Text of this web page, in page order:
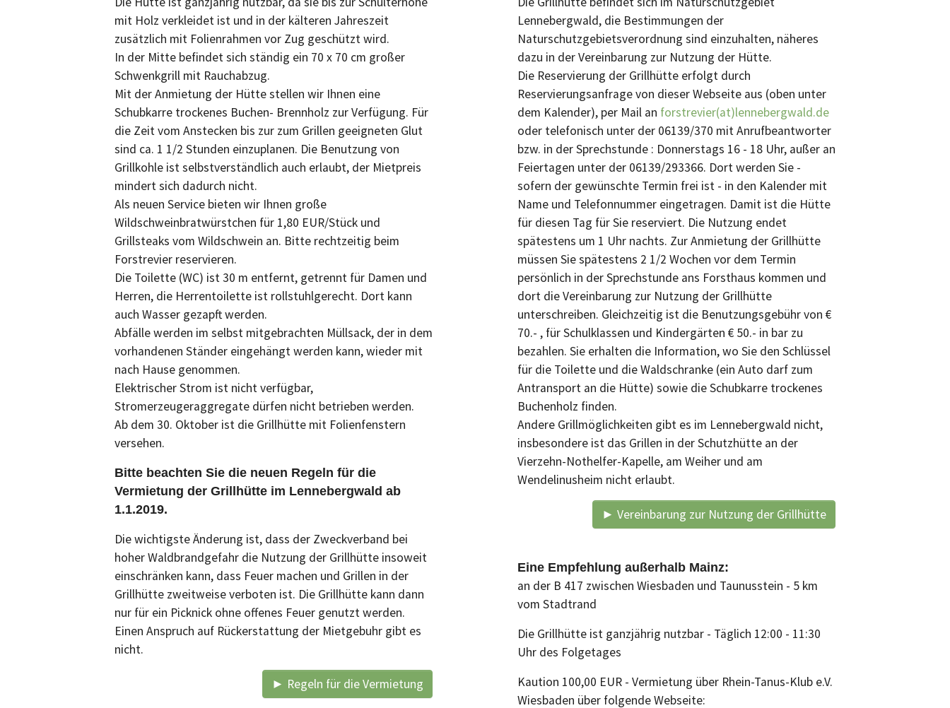
mit Holz verkleidet ist und in der kälteren Jahreszeit
zusätzlich mit Folienrahmen vor Zug geschützt wird.
In der Mitte befindet sich ständig ein 70 x 70 cm großer
Schwenkgrill mit Rauchabzug.
Mit der Anmietung der Hütte stellen wir Ihnen eine
Schubkarre trockenes Buchen- Brennholz zur Verfügung. Für
die Zeit vom Anstecken bis zur zum Grillen geeigneten Glut
sind ca. 1 1/2 Stunden einzuplanen. Die Benutzung von
Grillkohle ist selbstverständlich auch erlaubt, der Mietpreis
mindert sich dadurch nicht.
Als neuen Service bieten wir Ihnen große
Wildschweinbratwürstchen für 1,80 EUR/Stück und
Grillsteaks vom Wildschwein an. Bitte rechtzeitig beim
Forstrevier reservieren.
Die Toilette (WC) ist 30 m entfernt, getrennt für Damen und
Herren, die Herrentoilette ist rollstuhlgerecht. Dort kann
auch Wasser gezapft werden.
Abfälle werden im selbst mitgebrachten Müllsack, der in dem
vorhandenen Ständer eingehängt werden kann, wieder mit
nach Hause genommen.
Elektrischer Strom ist nicht verfügbar,
Stromerzeugeraggregate dürfen nicht betrieben werden.
Ab dem 30. Oktober ist die Grillhütte mit Folienfenstern
versehen.
Bitte beachten Sie die neuen Regeln für die
Vermietung der Grillhütte im Lennebergwald ab
1.1.2019.
Die wichtigste Änderung ist, dass der Zweckverband bei
hoher Waldbrandgefahr die Nutzung der Grillhütte insoweit
einschränken kann, dass Feuer machen und Grillen in der
Grillhütte zweitweise verboten ist. Die Grillhütte kann dann
nur für ein Picknick ohne offenes Feuer genutzt werden.
Einen Anspruch auf Rückerstattung der Mietgebuhr gibt es
nicht.
► Regeln für die Vermietung
Lennebergwald, die Bestimmungen der
Naturschutzgebietsverordnung sind einzuhalten, näheres
dazu in der Vereinbarung zur Nutzung der Hütte.
Die Reservierung der Grillhütte erfolgt durch
Reservierungsanfrage von dieser Webseite aus (oben unter
dem Kalender), per Mail an forstrevier(at)lennebergwald.de
oder telefonisch unter der 06139/370 mit Anrufbeantworter
bzw. in der Sprechstunde : Donnerstags 16 - 18 Uhr, außer an
Feiertagen unter der 06139/293366. Dort werden Sie -
sofern der gewünschte Termin frei ist - in den Kalender mit
Name und Telefonnummer eingetragen. Damit ist die Hütte
für diesen Tag für Sie reserviert. Die Nutzung endet
spätestens um 1 Uhr nachts. Zur Anmietung der Grillhütte
müssen Sie spätestens 2 1/2 Wochen vor dem Termin
persönlich in der Sprechstunde ans Forsthaus kommen und
dort die Vereinbarung zur Nutzung der Grillhütte
unterschreiben. Gleichzeitig ist die Benutzungsgebühr von €
70.- , für Schulklassen und Kindergärten € 50.- in bar zu
bezahlen. Sie erhalten die Information, wo Sie den Schlüssel
für die Toilette und die Waldschranke (ein Auto darf zum
Antransport an die Hütte) sowie die Schubkarre trockenes
Buchenholz finden.
Andere Grillmöglichkeiten gibt es im Lennebergwald nicht,
insbesondere ist das Grillen in der Schutzhütte an der
Vierzehn-Nothelfer-Kapelle, am Weiher und am
Wendelinusheim nicht erlaubt.
► Vereinbarung zur Nutzung der Grillhütte
Eine Empfehlung außerhalb Mainz:
an der B 417 zwischen Wiesbaden und Taunusstein - 5 km
vom Stadtrand
Die Grillhütte ist ganzjährig nutzbar - Täglich 12:00 - 11:30
Uhr des Folgetages
Kaution 100,00 EUR - Vermietung über Rhein-Tanus-Klub e.V.
Wiesbaden über folgende Webseite: